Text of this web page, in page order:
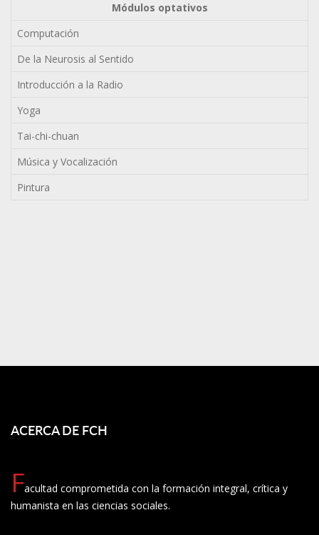
Módulos optativos
Computación
De la Neurosis al Sentido
Introducción a la Radio
Yoga
Tai-chi-chuan
Música y Vocalización
Pintura
ACERCA DE FCH
Facultad comprometida con la formación integral, crítica y
humanista en las ciencias sociales.